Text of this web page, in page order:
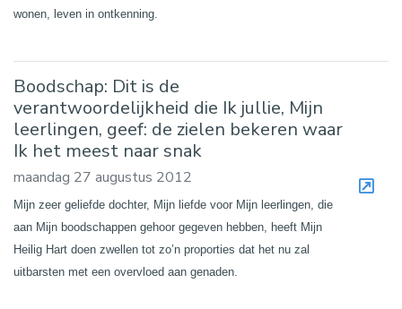
wonen, leven in ontkenning.
Boodschap: Dit is de
verantwoordelijkheid die Ik jullie, Mijn
leerlingen, geef: de zielen bekeren waar
Ik het meest naar snak
maandag 27 augustus 2012
Mijn zeer geliefde dochter, Mijn liefde voor Mijn leerlingen, die
aan Mijn boodschappen gehoor gegeven hebben, heeft Mijn
Heilig Hart doen zwellen tot zo’n proporties dat het nu zal
uitbarsten met een overvloed aan genaden.